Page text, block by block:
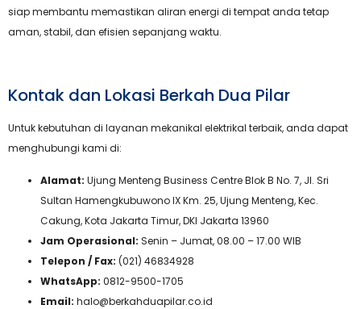
siap membantu memastikan aliran energi di tempat anda tetap
aman, stabil, dan efisien sepanjang waktu.
Kontak dan Lokasi Berkah Dua Pilar
Untuk kebutuhan di layanan mekanikal elektrikal terbaik, anda dapat
menghubungi kami di:
Alamat: Ujung Menteng Business Centre Blok B No. 7, Jl. Sri
Sultan Hamengkubuwono IX Km. 25, Ujung Menteng, Kec.
Cakung, Kota Jakarta Timur, DKI Jakarta 13960
Jam Operasional: Senin – Jumat, 08.00 – 17.00 WIB
Telepon / Fax: (021) 46834928
WhatsApp: 0812-9500-1705
Email: halo@berkahduapilar.co.id